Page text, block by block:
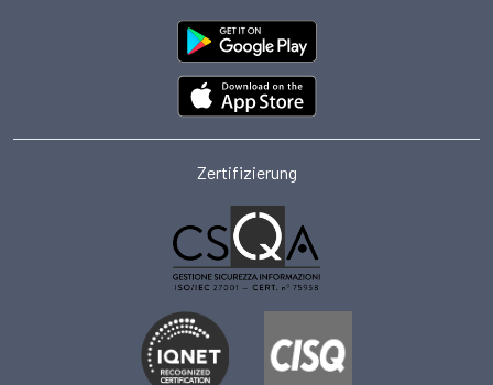
Zertifizierung